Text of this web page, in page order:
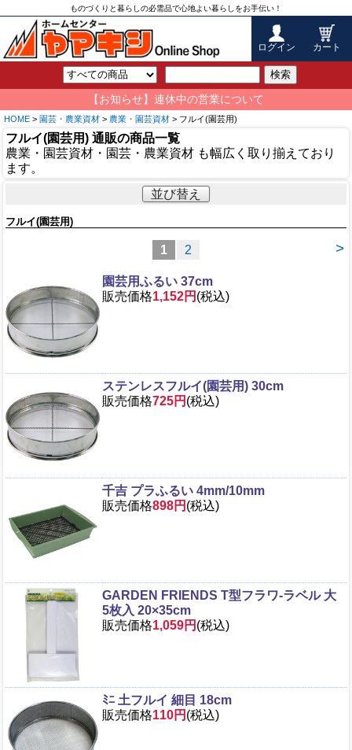
ものづくりと暮らしの必需品で心地よい暮らしをお手伝い！
ログイン カート
検索
【お知らせ】連休中の営業について
HOME > 園芸・農業資材 > 農業・園芸資材 > フルイ(園芸用)
フルイ(園芸用) 通販の商品一覧
農業・園芸資材・園芸・農業資材 も幅広く取り揃えており
ます。
並び替え
フルイ(園芸用)
>
1 2
園芸用ふるい 37cm
販売価格1,152円 (税込)
ステンレスフルイ(園芸用) 30cm
販売価格725円 (税込)
千吉 プラふるい 4mm/10mm
販売価格898円 (税込)
GARDEN FRIENDS T型フラワ-ラベル 大
5枚入 20×35cm
販売価格1,059円 (税込)
ﾐﾆ 土フルイ 細目 18cm
販売価格110円 (税込)